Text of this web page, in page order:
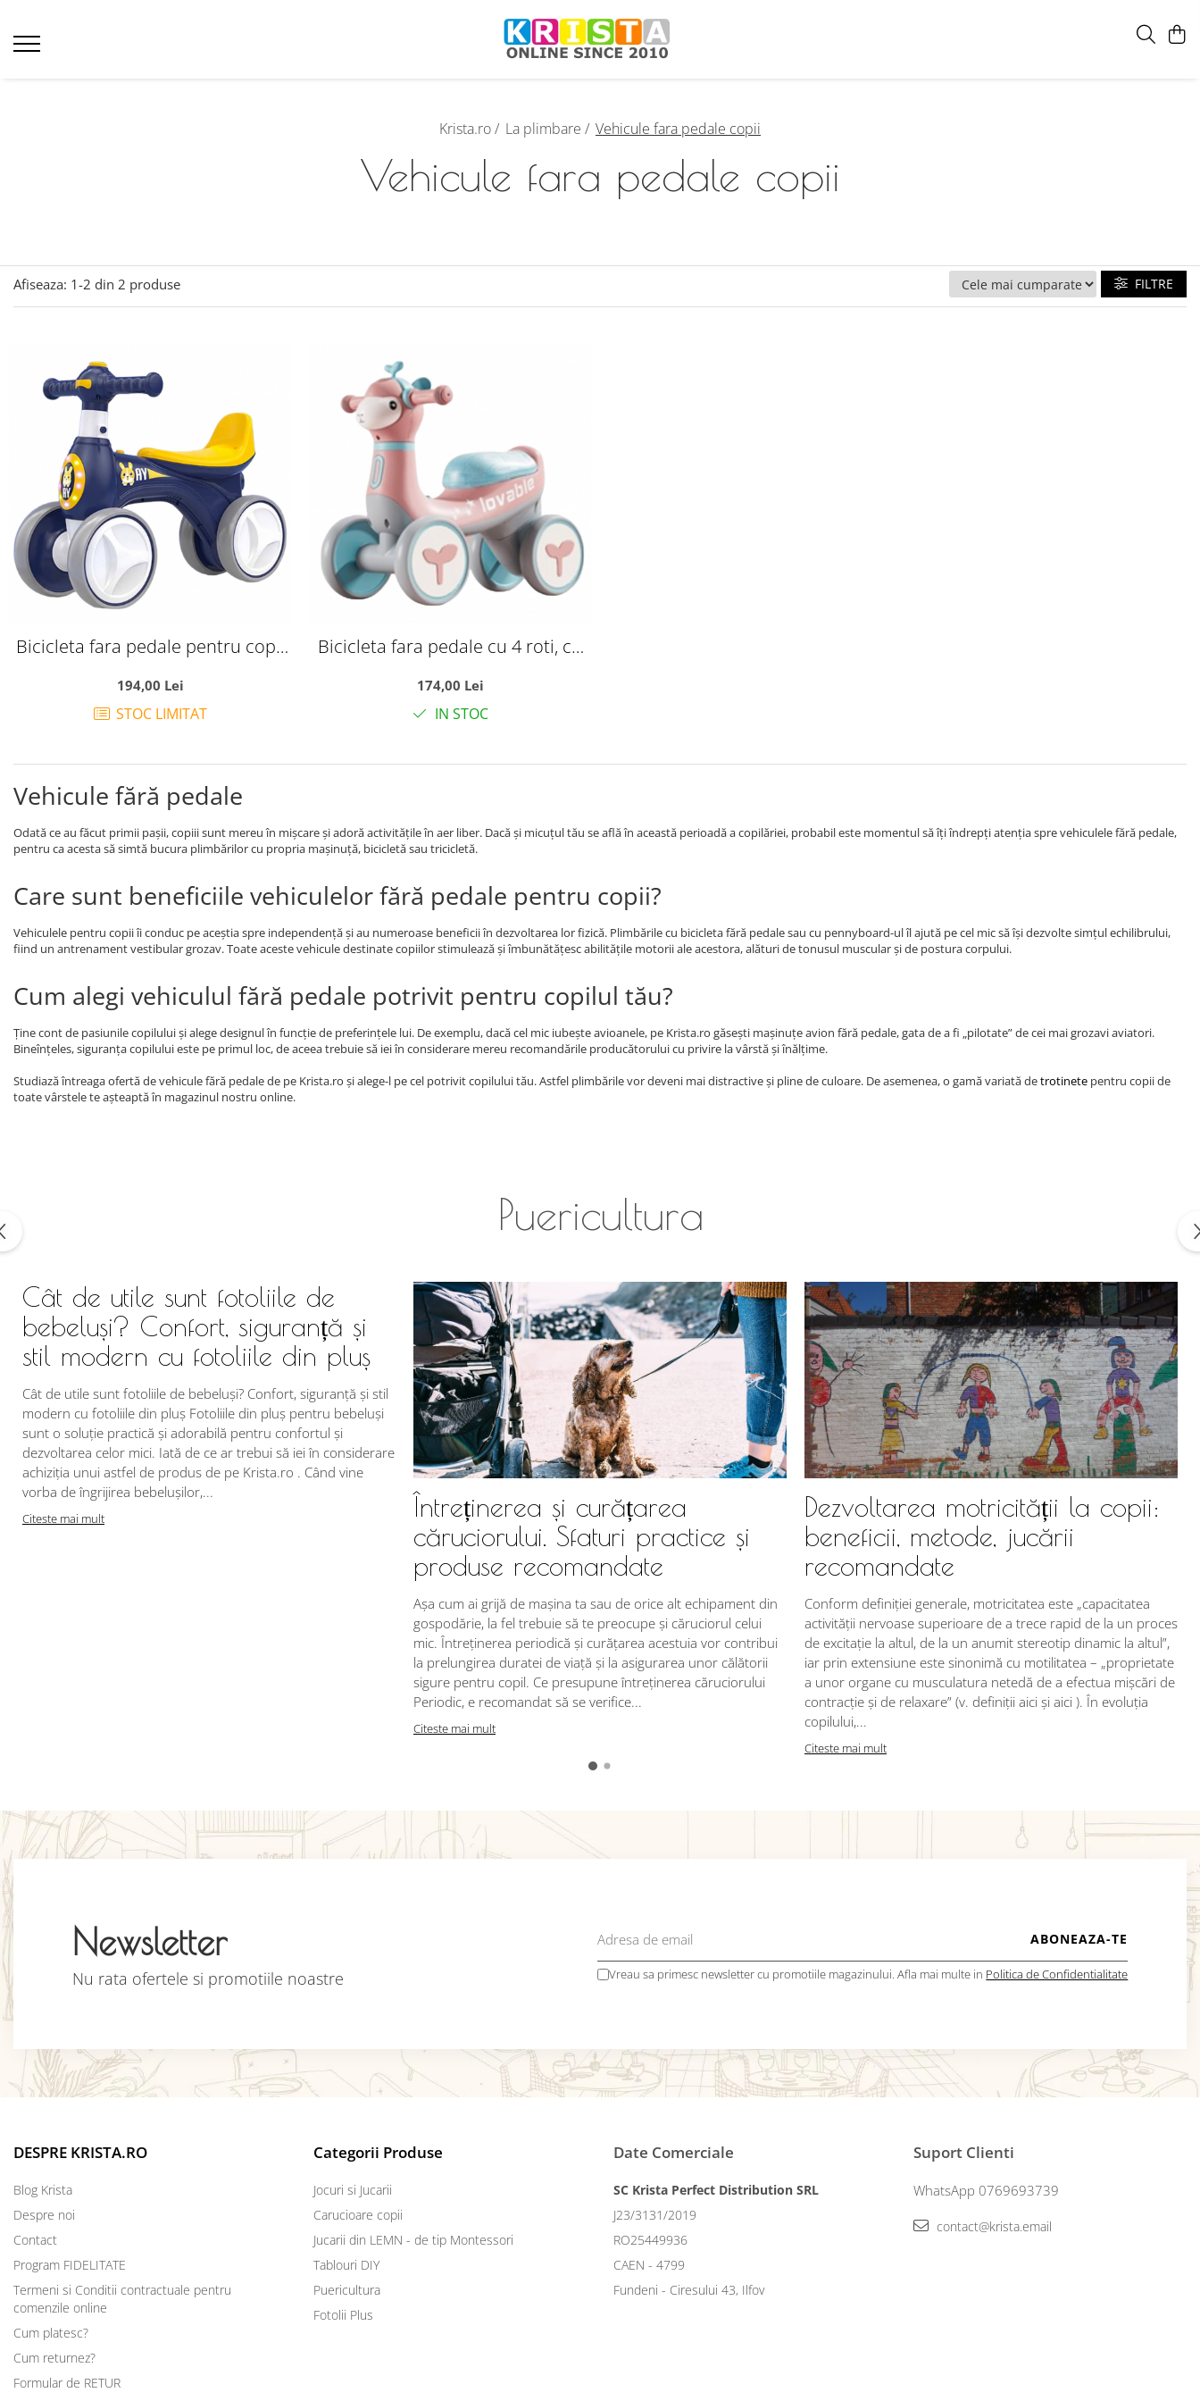
Krista.ro / La plimbare / Vehicule fara pedale copii
Vehicule fara pedale copii
Afiseaza: 1-2 din 2 produse FILTRE
Bicicleta fara pedale pentru copii
bleumarin
194,00 Lei
STOC LIMITAT
Bicicleta fara pedale cu 4 roti, cu
174,00 Lei
IN STOC
Vehicule fără pedale
Odată ce au făcut primii pașii, copiii sunt mereu în mișcare și adoră activitățile în aer liber. Dacă și micuțul tău se află în această perioadă a copilăriei, probabil este momentul să îți îndrepți atenția spre vehiculele fără pedale,
pentru ca acesta să simtă bucura plimbărilor cu propria mașinuță, bicicletă sau tricicletă.
Care sunt beneficiile vehiculelor fără pedale pentru copii?
Vehiculele pentru copii îi conduc pe aceștia spre independență și au numeroase beneficii în dezvoltarea lor fizică. Plimbările cu bicicleta fără pedale sau cu pennyboard-ul îl ajută pe cel mic să își dezvolte simțul echilibrului,
fiind un antrenament vestibular grozav. Toate aceste vehicule destinate copiilor stimulează și îmbunătățesc abilitățile motorii ale acestora, alături de tonusul muscular și de postura corpului.
Cum alegi vehiculul fără pedale potrivit pentru copilul tău?
Ține cont de pasiunile copilului și alege designul în funcție de preferințele lui. De exemplu, dacă cel mic iubește avioanele, pe Krista.ro găsești mașinuțe avion fără pedale, gata de a fi „pilotate” de cei mai grozavi aviatori.
Bineînțeles, siguranța copilului este pe primul loc, de aceea trebuie să iei în considerare mereu recomandările producătorului cu privire la vârstă și înălțime.
Studiază întreaga ofertă de vehicule fără pedale de pe Krista.ro și alege-l pe cel potrivit copilului tău. Astfel plimbările vor deveni mai distractive și pline de culoare. De asemenea, o gamă variată detrotinete pentru copii de
toate vârstele te așteaptă în magazinul nostru online.
Puericultura
Cât de utile sunt fotoliile de
bebeluși? Confort, siguranță și
stil modern cu fotoliile din pluș
Cât de utile sunt fotoliile de bebeluși? Confort, siguranță și stil
modern cu fotoliile din pluș Fotoliile din pluș pentru bebeluși
sunt o soluție practică și adorabilă pentru confortul și
dezvoltarea celor mici. Iată de ce ar trebui să iei în considerare
achiziția unui astfel de produs de pe Krista.ro . Când vine
vorba de îngrijirea bebelușilor,...
Citeste mai mult
Întreținerea și curățarea
căruciorului. Sfaturi practice și
produse recomandate
Așa cum ai grijă de mașina ta sau de orice alt echipament din
gospodărie, la fel trebuie să te preocupe și căruciorul celui
mic. Întreținerea periodică și curățarea acestuia vor contribui
la prelungirea duratei de viață și la asigurarea unor călătorii
sigure pentru copil. Ce presupune întreținerea căruciorului
Periodic, e recomandat să se verifice...
Citeste mai mult
Dezvoltarea motricității la copii:
beneficii, metode, jucării
recomandate
Conform definiției generale, motricitatea este „capacitatea
activității nervoase superioare de a trece rapid de la un proces
de excitație la altul, de la un anumit stereotip dinamic la altul”,
iar prin extensiune este sinonimă cu motilitatea – „proprietate
a unor organe cu musculatura netedă de a efectua mișcări de
contracție și de relaxare” (v. definiții aici și aici ). În evoluția
copilului,...
Citeste mai mult
Newsletter
Nu rata ofertele si promotiile noastre Vreau sa primesc newsletter cu promotiile magazinului. Afla mai multe in Politica de Confidentialitate
DESPRE KRISTA.RO
Blog Krista
Despre noi
Contact
Program FIDELITATE
Termeni si Conditii contractuale pentru
comenzile online
Cum platesc?
Cum returnez?
Formular de RETUR
Categorii Produse
Jocuri si Jucarii
Carucioare copii
Jucarii din LEMN - de tip Montessori
Tablouri DIY
Puericultura
Fotolii Plus
Date Comerciale
SC Krista Perfect Distribution SRL
J23/3131/2019
RO25449936
CAEN - 4799
Fundeni - Ciresului 43, Ilfov
Suport Clienti
WhatsApp 0769693739
contact@krista.email